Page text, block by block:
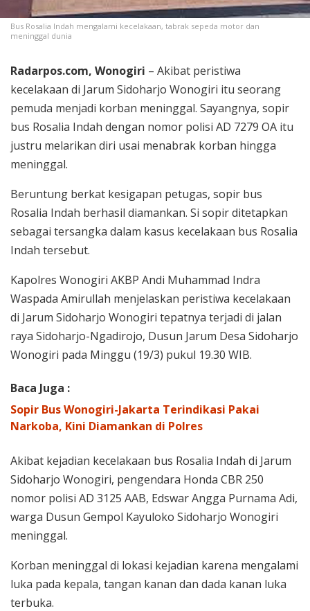
Bus Rosalia Indah mengalami kecelakaan, tabrak sepeda motor dan
meninggal dunia
Radarpos.com, Wonogiri – Akibat peristiwa
kecelakaan di Jarum Sidoharjo Wonogiri itu seorang
pemuda menjadi korban meninggal. Sayangnya, sopir
bus Rosalia Indah dengan nomor polisi AD 7279 OA itu
justru melarikan diri usai menabrak korban hingga
meninggal.
Beruntung berkat kesigapan petugas, sopir bus
Rosalia Indah berhasil diamankan. Si sopir ditetapkan
sebagai tersangka dalam kasus kecelakaan bus Rosalia
Indah tersebut.
Kapolres Wonogiri AKBP Andi Muhammad Indra
Waspada Amirullah menjelaskan peristiwa kecelakaan
di Jarum Sidoharjo Wonogiri tepatnya terjadi di jalan
raya Sidoharjo-Ngadirojo, Dusun Jarum Desa Sidoharjo
Wonogiri pada Minggu (19/3) pukul 19.30 WIB.
Baca Juga :
Sopir Bus Wonogiri-Jakarta Terindikasi Pakai
Narkoba, Kini Diamankan di Polres
Akibat kejadian kecelakaan bus Rosalia Indah di Jarum
Sidoharjo Wonogiri, pengendara Honda CBR 250
nomor polisi AD 3125 AAB, Edswar Angga Purnama Adi,
warga Dusun Gempol Kayuloko Sidoharjo Wonogiri
meninggal.
Korban meninggal di lokasi kejadian karena mengalami
luka pada kepala, tangan kanan dan dada kanan luka
terbuka.